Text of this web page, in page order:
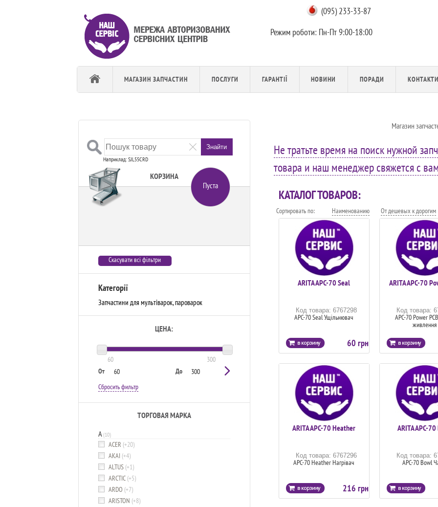
(095) 233-33-87
Режим роботи: Пн-Пт 9:00-18:00
МАГАЗИН ЗАПЧАСТИН ПОСЛУГИ ГАРАНТІЇ НОВИНИ ПОРАДИ КОНТАКТИ
Магазин
Не тратьте время на поиск нужной
товара и наш менеджер свяжется с
КАТАЛОГ ТОВАРОВ:
Сортировать по: Наименованию От дешевых к дорогим
ARITA APC-70 Seal
Код товара: 6767298
APC-70 Seal Ущільнювач
60 грн
ARITA APC-70
Код товара:
APC-70 Power
живлення
ARITA APC-70 Heather
Код товара: 6767296
APC-70 Heather Нагрівач
216 грн
ARITA APC-
Код товара:
APC-70 Bowl
Наприклад: SJL55CRD
Знайти
КОРЗИНА
Пуста
Скасувати всі фільтри
Категорії
Запчастини для мультіварок, пароварок
ЦЕНА:
60
300
От
До
Сбросить фильтр
ТОРГОВАЯ МАРКА
A(10)
ACER (+20)
AKAI (+4)
ALTUS (+1)
ARCTIC (+5)
ARDO (+7)
ARISTON (+8)